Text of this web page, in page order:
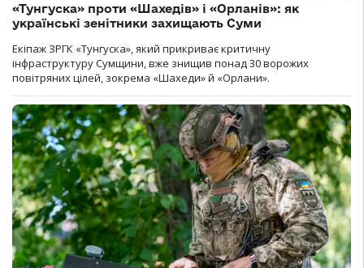
«Тунгуска» проти «Шахедів» і «Орланів»: як
українські зенітники захищають Суми
Екіпаж ЗРГК «Тунгуска», який прикриває критичну
інфраструктуру Сумщини, вже знищив понад 30 ворожих
повітряних цілей, зокрема «Шахеди» й «Орлани».